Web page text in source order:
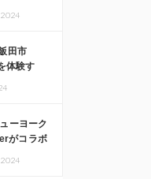
田市
体験す
ーヨーク
がコラボ